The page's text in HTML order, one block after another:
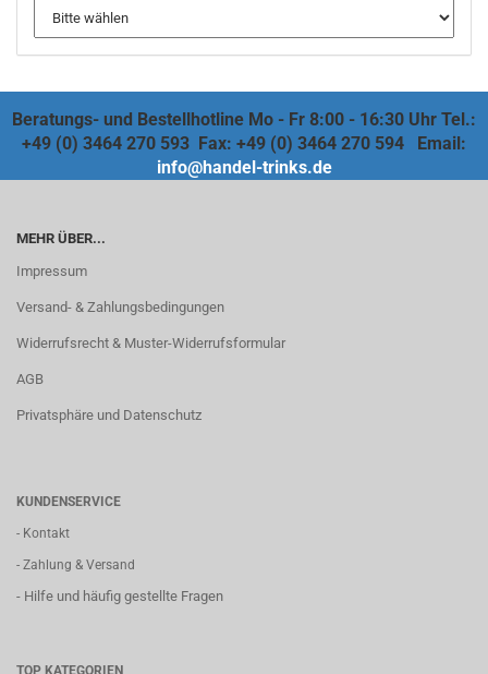
Beratungs- und Bestellhotline Mo - Fr 8:00 - 16:30 Uhr Tel.:
+49 (0) 3464 270 593 Fax: +49 (0) 3464 270 594 Email:
info@handel-trinks.de
MEHR ÜBER...
Impressum
Versand- & Zahlungsbedingungen
Widerrufsrecht & Muster-Widerrufsformular
AGB
Privatsphäre und Datenschutz
KUNDENSERVICE
- Kontakt
- Zahlung & Versand
- Hilfe und häufig gestellte Fragen
TOP KATEGORIEN